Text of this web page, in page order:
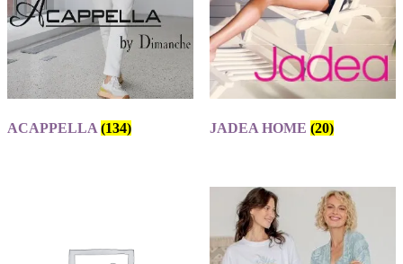
ACAPPELLA (134) JADEA HOME (20)